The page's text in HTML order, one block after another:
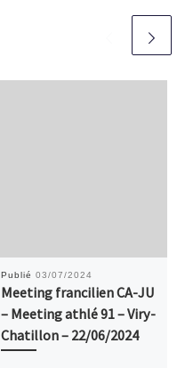
Publié 03/07/2024
Meeting francilien CA-JU
– Meeting athlé 91 – Viry-
Chatillon – 22/06/2024